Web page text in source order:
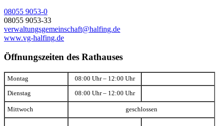
08055 9053-0
08055 9053-33
verwaltungsgemeinschaft@halfing.de
www.vg-halfing.de
Öffnungszeiten des Rathauses
Montag 08:00 Uhr – 12:00 Uhr
Dienstag 08:00 Uhr – 12:00 Uhr
Mittwoch geschlossen